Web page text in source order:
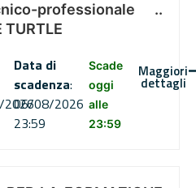
professionale ..
TURTLE
Data di
scadenza:
06/08/2026
23:59
Scade
oggi
alle
23:59
Maggiori
dettagli